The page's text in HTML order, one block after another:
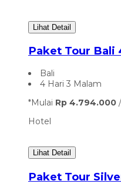
Lihat Detail
Paket Tour Bali
Bali
4 Hari 3 Malam
*Mulai Rp 4.794.000
Hotel
Lihat Detail
Paket Tour